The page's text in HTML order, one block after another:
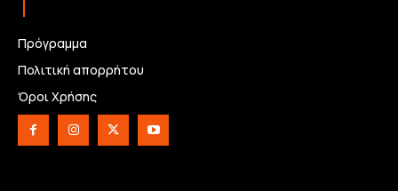
Πρόγραμμα
Πολιτική απορρήτου
Όροι Χρήσης